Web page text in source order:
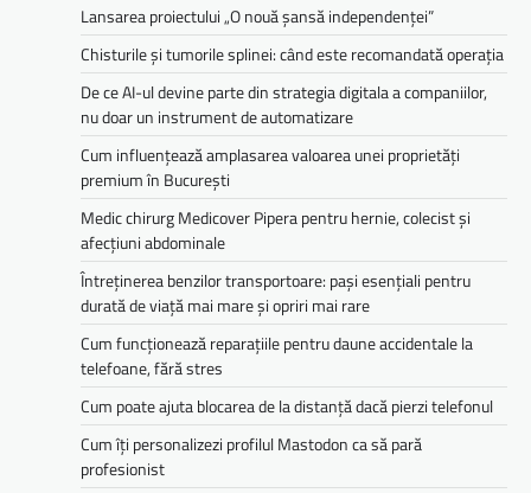
Lansarea proiectului „O nouă șansă independenței”
Chisturile și tumorile splinei: când este recomandată operația
De ce AI-ul devine parte din strategia digitala a companiilor,
nu doar un instrument de automatizare
Cum influențează amplasarea valoarea unei proprietăți
premium în București
Medic chirurg Medicover Pipera pentru hernie, colecist și
afecțiuni abdominale
Întreținerea benzilor transportoare: pași esențiali pentru
durată de viață mai mare și opriri mai rare
Cum funcționează reparațiile pentru daune accidentale la
telefoane, fără stres
Cum poate ajuta blocarea de la distanță dacă pierzi telefonul
Cum îți personalizezi profilul Mastodon ca să pară
profesionist